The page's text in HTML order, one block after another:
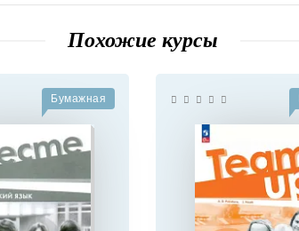
Похожие курсы
Бумажная